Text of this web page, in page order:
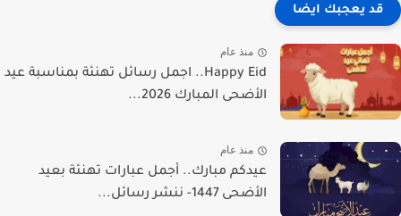
قد يعجبك ايضا
منذ عام
Happy Eid.. اجمل رسائل تهنئة بمناسبة عيد
الأضحى المبارك 2026...
منذ عام
عيدكم مبارك.. أجمل عبارات تهنئة بعيد
الأضحى 1447- ننشر رسائل...